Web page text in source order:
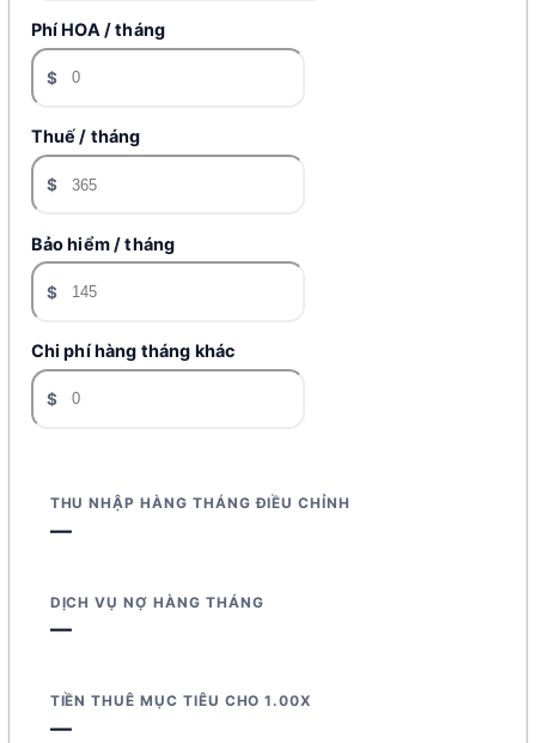
Phí HOA / tháng
$
Thuế / tháng
$
Bảo hiểm / tháng
$
Chi phí hàng tháng khác
$
THU NHẬP HÀNG THÁNG ĐIỀU CHỈNH
—
DỊCH VỤ NỢ HÀNG THÁNG
—
TIỀN THUÊ MỤC TIÊU CHO 1.00X
—